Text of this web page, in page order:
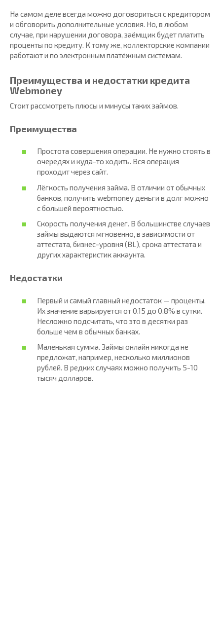
На самом деле всегда можно договориться с кредитором
и обговорить дополнительные условия. Но, в любом
случае, при нарушении договора, заёмщик будет платить
проценты по кредиту. К тому же, коллекторские компании
работают и по электронным платёжным системам.
Преимущества и недостатки кредита
Webmoney
Стоит рассмотреть плюсы и минусы таких займов.
Преимущества
Простота совершения операции. Не нужно стоять в
очередях и куда-то ходить. Вся операция
проходит через сайт.
Лёгкость получения займа. В отличии от обычных
банков, получить webmoney деньги в долг можно
с большей вероятностью.
Скорость получения денег. В большинстве случаев
займы выдаются мгновенно, в зависимости от
аттестата, бизнес-уровня (BL), срока аттестата и
других характеристик аккаунта.
Недостатки
Первый и самый главный недостаток — проценты.
Их значение варьируется от 0.15 до 0.8% в сутки.
Несложно подсчитать, что это в десятки раз
больше чем в обычных банках.
Маленькая сумма. Займы онлайн никогда не
предложат, например, несколько миллионов
рублей. В редких случаях можно получить 5-10
тысяч долларов.